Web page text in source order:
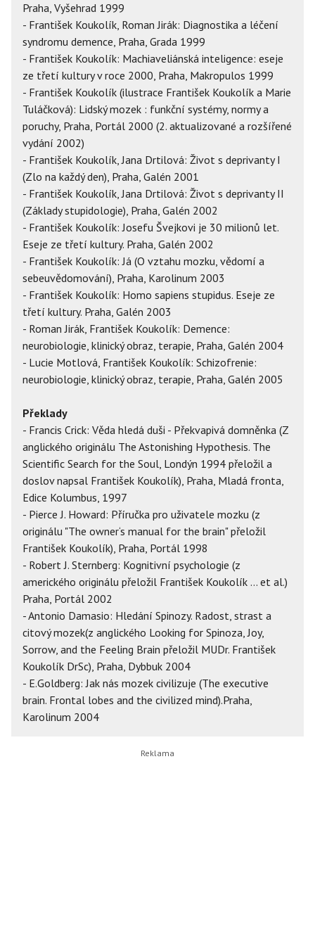
Praha, Vyšehrad 1999
- František Koukolík, Roman Jirák: Diagnostika a léčení
syndromu demence, Praha, Grada 1999
- František Koukolík: Machiaveliánská inteligence: eseje
ze třetí kultury v roce 2000, Praha, Makropulos 1999
- František Koukolík (ilustrace František Koukolík a Marie
Tuláčková): Lidský mozek : funkční systémy, normy a
poruchy, Praha, Portál 2000 (2. aktualizované a rozšířené
vydání 2002)
- František Koukolík, Jana Drtilová: Život s deprivanty I
(Zlo na každý den), Praha, Galén 2001
- František Koukolík, Jana Drtilová: Život s deprivanty II
(Základy stupidologie), Praha, Galén 2002
- František Koukolík: Josefu Švejkovi je 30 milionů let.
Eseje ze třetí kultury. Praha, Galén 2002
- František Koukolík: Já (O vztahu mozku, vědomí a
sebeuvědomování), Praha, Karolinum 2003
- František Koukolík: Homo sapiens stupidus. Eseje ze
třetí kultury. Praha, Galén 2003
- Roman Jirák, František Koukolík: Demence:
neurobiologie, klinický obraz, terapie, Praha, Galén 2004
- Lucie Motlová, František Koukolík: Schizofrenie:
neurobiologie, klinický obraz, terapie, Praha, Galén 2005
Překlady
- Francis Crick: Věda hledá duši - Překvapivá domněnka (Z
anglického originálu The Astonishing Hypothesis. The
Scientific Search for the Soul, Londýn 1994 přeložil a
doslov napsal František Koukolík), Praha, Mladá fronta,
Edice Kolumbus, 1997
- Pierce J. Howard: Příručka pro uživatele mozku (z
originálu "The owner‘s manual for the brain" přeložil
František Koukolík), Praha, Portál 1998
- Robert J. Sternberg: Kognitivní psychologie (z
amerického originálu přeložil František Koukolík ... et al.)
Praha, Portál 2002
- Antonio Damasio: Hledání Spinozy. Radost, strast a
citový mozek(z anglického Looking for Spinoza, Joy,
Sorrow, and the Feeling Brain přeložil MUDr. František
Koukolík DrSc), Praha, Dybbuk 2004
- E.Goldberg: Jak nás mozek civilizuje (The executive
brain. Frontal lobes and the civilized mind).Praha,
Karolinum 2004